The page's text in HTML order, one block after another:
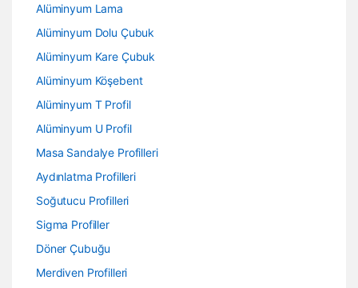
Alüminyum Lama
Alüminyum Dolu Çubuk
Alüminyum Kare Çubuk
Alüminyum Köşebent
Alüminyum T Profil
Alüminyum U Profil
Masa Sandalye Profilleri
Aydınlatma Profilleri
Soğutucu Profilleri
Sigma Profiller
Döner Çubuğu
Merdiven Profilleri